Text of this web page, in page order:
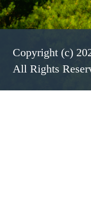
Copyright (c)
All Rights